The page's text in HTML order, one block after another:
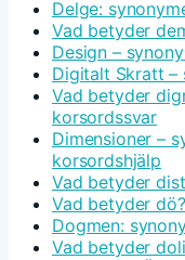
Delge:
Vad betyder
Design –
Digitalt Skratt –
Vad betyder
korsordssvar
Dimensioner –
korsordshjälp
Vad betyder
Vad betyder
Dogmen:
Vad betyder